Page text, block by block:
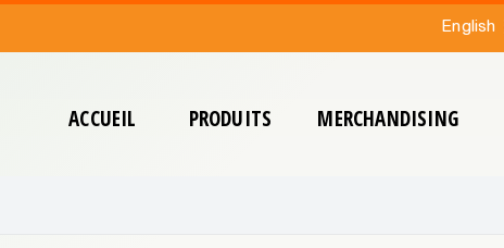
English
ACCUEIL PRODUITS MERCHANDISING